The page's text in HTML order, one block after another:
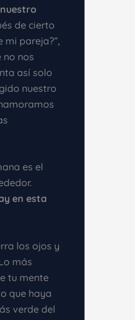
de cierto
pareja?”,
nos
así solo
nuestro
es el
en esta
los ojos y
más
tu mente
que haya
verde del